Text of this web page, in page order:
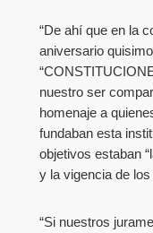
“De ahí que en la
aniversario
nuestro ser
homenaje a
fundaban esta
objetivos estaban
y la vigencia de
“Si nuestros